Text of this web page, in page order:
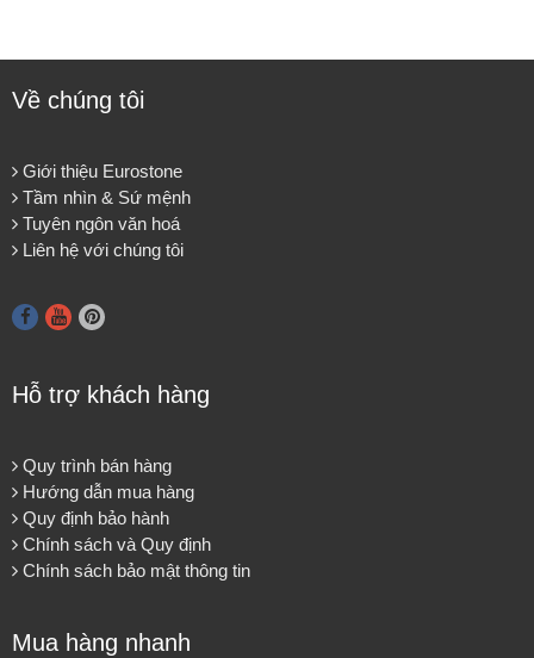
Về chúng tôi
Giới thiệu Eurostone
Tầm nhìn & Sứ mệnh
Tuyên ngôn văn hoá
Liên hệ với chúng tôi
Hỗ trợ khách hàng
Quy trình bán hàng
Hướng dẫn mua hàng
Quy định bảo hành
Chính sách và Quy định
Chính sách bảo mật thông tin
Mua hàng nhanh